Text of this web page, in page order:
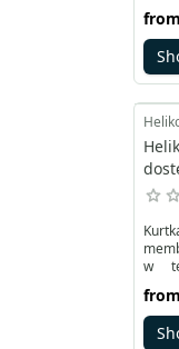
from
w
że
from